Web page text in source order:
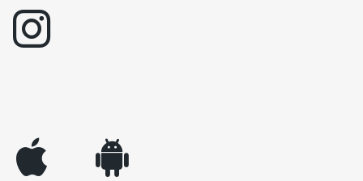
instagram
appleinc android